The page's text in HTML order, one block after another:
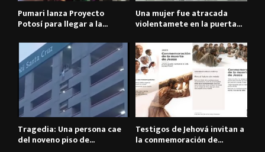
Pumari lanza Proyecto
Potosí para llegar a la...
Una mujer fue atracada
violentamete en la puerta...
Tragedia: Una persona cae
del noveno piso de...
Testigos de Jehová invitan a
la conmemoración de...